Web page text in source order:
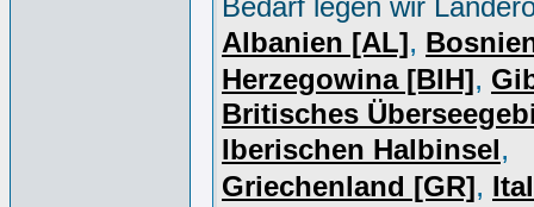
Bedarf legen wir
Albanien [AL],
Herzegowina [BIH],
Britisches
Iberischen Halbinsel,
Griechenland [GR],